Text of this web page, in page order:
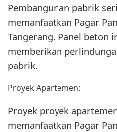
Pembangunan pabrik
memanfaatkan Pagar
Tangerang. Panel beton
memberikan
pabrik.
Proyek Apartemen:
Proyek proyek
memanfaatkan Pagar